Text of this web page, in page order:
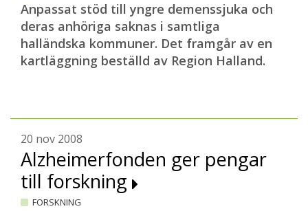
Anpassat stöd till yngre demenssjuka och
deras anhöriga saknas i samtliga
halländska kommuner. Det framgår av en
kartläggning beställd av Region Halland.
20 nov 2008
Alzheimerfonden ger pengar
till forskning
FORSKNING